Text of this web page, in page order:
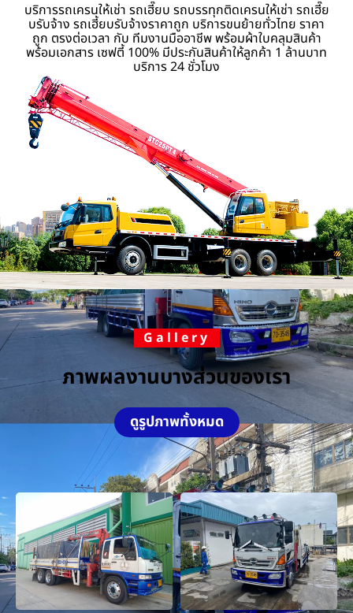
บริการรถเครนให้เช่า รถเฮี๊ยบ รถบรรทุกติดเครนให้เช่า รถเฮี๊ย
บรับจ้าง รถเฮี้ยบรับจ้างราคาถูก บริการขนย้ายทั่วไทย ราคา
ถูก ตรงต่อเวลา กับ ทีมงานมืออาชีพ พร้อมผ้าใบคลุมสินค้า
พร้อมเอกสาร เซฟตี้ 100% มีประกันสินค้าให้ลูกค้า 1 ล้านบาท
บริการ 24 ชั่วโมง
Gallery
ภาพผลงานบางส่วนของเรา
ดูรูปภาพทั้งหมด